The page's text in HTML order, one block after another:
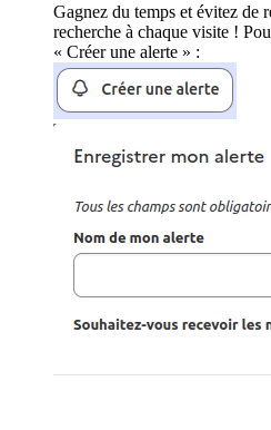
Gagnez du temps et évitez de
recherche à chaque visite !
« Créer une alerte » :